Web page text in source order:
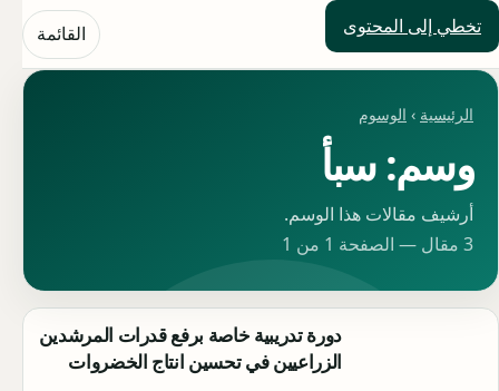
تخطي إلى المحتوى
حلول العالم القائمة
الرئيسية › الوسوم
وسم: سبأ
أرشيف مقالات هذا الوسم.
3 مقال — الصفحة 1 من 1
دورة تدريبية خاصة برفع قدرات المرشدين
الزراعيين في تحسين انتاج الخضروات